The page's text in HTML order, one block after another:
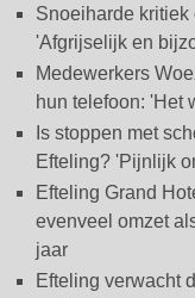
Snoeiharde
'Afgrijselijk en
Medewerkers
hun telefoon: 'Het
Is stoppen met
Efteling? 'Pijnlijk
Efteling Grand
evenveel omzet
jaar
Efteling verwacht